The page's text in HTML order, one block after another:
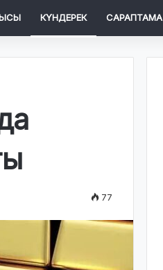
КҮНДЕРЕК САРАПТАМА
77